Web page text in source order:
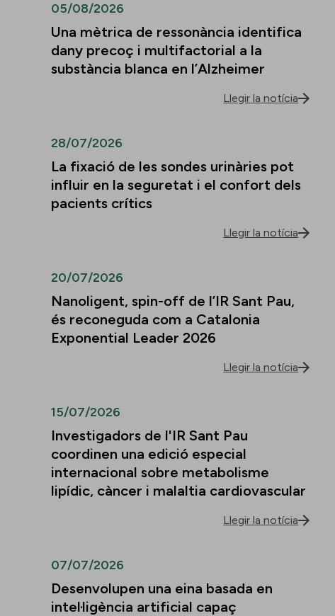
05/08/2026
Una mètrica de ressonància identifica
dany precoç i multifactorial a la
substància blanca en l’Alzheimer
Llegir la notícia
28/07/2026
La fixació de les sondes urinàries pot
influir en la seguretat i el confort dels
pacients crítics
Llegir la notícia
20/07/2026
Nanoligent, spin-off de l’IR Sant Pau,
és reconeguda com a Catalonia
Exponential Leader 2026
Llegir la notícia
15/07/2026
Investigadors de l'IR Sant Pau
coordinen una edició especial
internacional sobre metabolisme
lipídic, càncer i malaltia cardiovascular
Llegir la notícia
07/07/2026
Desenvolupen una eina basada en
intel·ligència artificial capaç